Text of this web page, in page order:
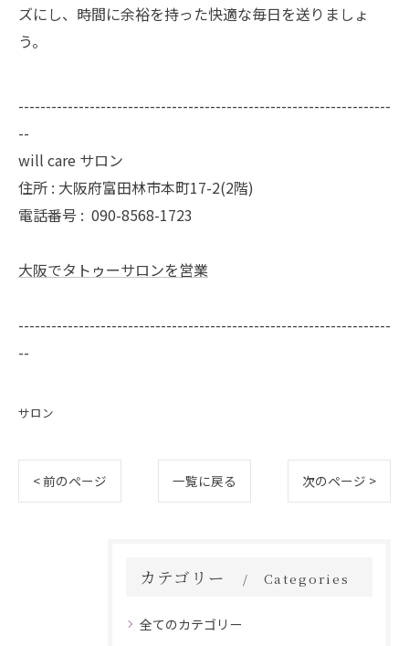
ズにし、時間に余裕を持った快適な毎日を送りましょ
う。
--------------------------------------------------------------------
--
will care サロン
住所 : 大阪府富田林市本町17-2(2階)
電話番号 : 090-8568-1723
大阪でタトゥーサロンを営業
--------------------------------------------------------------------
--
サロン
< 前のページ 一覧に戻る 次のページ >
カテゴリー Categories
全てのカテゴリー